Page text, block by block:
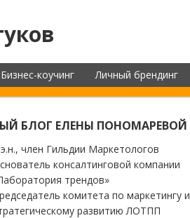
Бизнес-коучинг Личный брендинг
БЛОГ ЕЛЕНЫ ПОНОМАРЕВОЙ
член Гильдии Маркетологов
консалтинговой компании
трендов»
комитета по маркетингу и
развитию ЛОТПП